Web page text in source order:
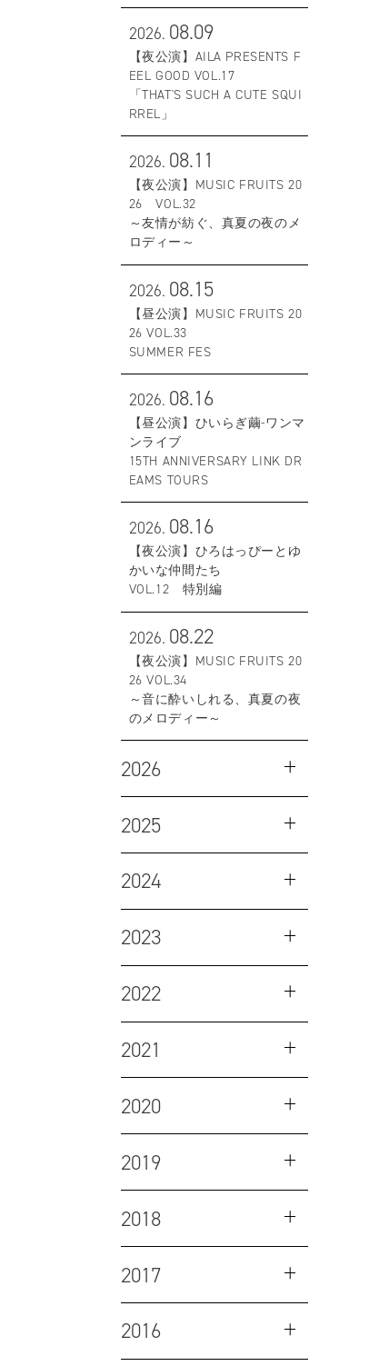
2026. 08.09
【夜公演】AILA PRESENTS F
EEL GOOD VOL.17
「THAT'S SUCH A CUTE SQUI
RREL」
2026. 08.11
【夜公演】MUSIC FRUITS 20
26 VOL.32
～友情が紡ぐ、真夏の夜のメ
ロディー～
2026. 08.15
【昼公演】MUSIC FRUITS 20
26 VOL.33
SUMMER FES
2026. 08.16
【昼公演】ひいらぎ繭-ワンマ
ンライブ
15TH ANNIVERSARY LINK DR
EAMS TOURS
2026. 08.16
【夜公演】ひろはっぴーとゆ
かいな仲間たち
VOL.12 特別編
2026. 08.22
【夜公演】MUSIC FRUITS 20
26 VOL.34
～音に酔いしれる、真夏の夜
のメロディー～
2026
2025
2024
2023
2022
2021
2020
2019
2018
2017
2016